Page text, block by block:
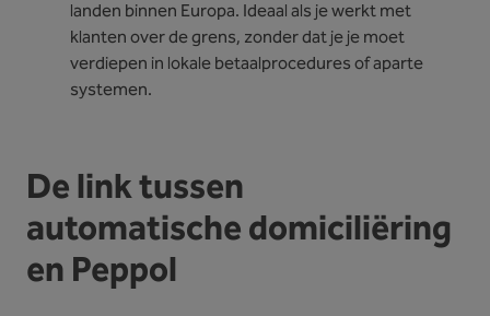
landen binnen Europa. Ideaal als je werkt met
klanten over de grens, zonder dat je je moet
verdiepen in lokale betaalprocedures of aparte
systemen.
De link tussen
automatische domiciliëring
en Peppol